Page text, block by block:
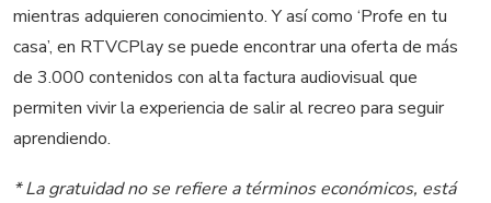
mientras adquieren conocimiento. Y así como ‘Profe en tu
casa’, en RTVCPlay se puede encontrar una oferta de más
de 3.000 contenidos con alta factura audiovisual que
permiten vivir la experiencia de salir al recreo para seguir
aprendiendo.
* La gratuidad no se refiere a términos económicos, está